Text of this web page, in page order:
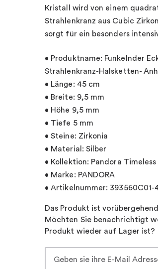
Kristall wird von einem
Strahlenkranz aus Cubic
sorgt für ein besonders
• Produktname: Funkelnder
Strahlenkranz-Halsketten-
• Länge: 45 cm
• Breite: 9,5 mm
• Höhe 9,5 mm
• Tiefe 5 mm
• Steine: Zirkonia
• Material: Silber
• Kollektion: Pandora Timeless
• Marke: PANDORA
• Artikelnummer: 393560C01-
Das Produkt ist
Möchten Sie benachrichtigt
Produkt wieder auf Lager ist?